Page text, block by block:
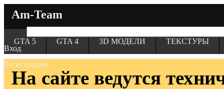
Am-Team
Вход
Регистрация
GTA 5 GTA 4 3D МОДЕЛИ ТЕКСТУРЫ
На сайте ведутся